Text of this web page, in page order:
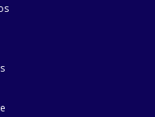
e Sensor Externo
Plataforma